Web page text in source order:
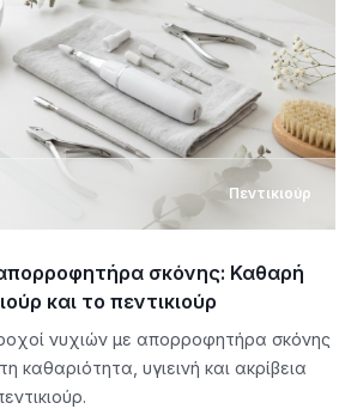
Πεντικιούρ
σκόνης: Καθαρή
και το πεντικιούρ
νυχιών με απορροφητήρα σκόνης
καθαριότητα, υγιεινή και ακρίβεια